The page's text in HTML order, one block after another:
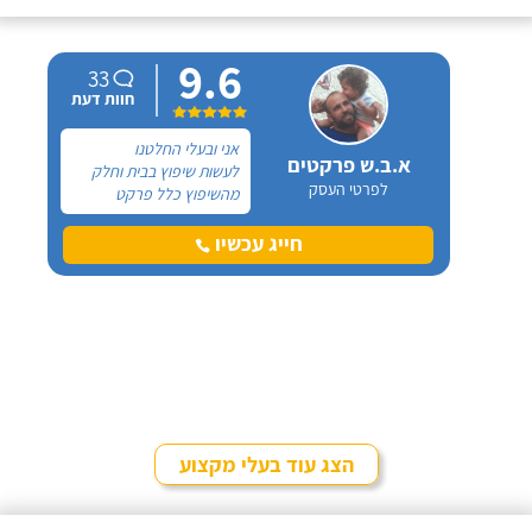
א.ב.ש פרקטים
לפרטי העסק
9.6
33
חוות דעת
אני ובעלי החלטנו
לעשות שיפוץ בבית וחלק
מהשיפוץ כלל פרקט
למינציה שיותקן מעל
הריצוף (הישן) הקיים. קנינו
את הפרקט מחנות חיצונית
חייג עכשיו
הצג עוד בעלי מקצוע